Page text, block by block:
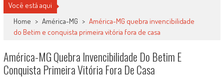
Você está aqui
Home > América-MG > América-MG quebra invencibilidade
do Betim e conquista primeira vitória fora de casa
América-MG Quebra Invencibilidade Do Betim E
Conquista Primeira Vitória Fora De Casa